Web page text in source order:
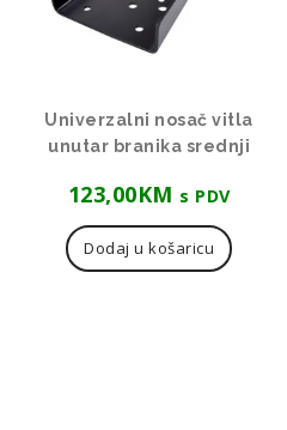
Univerzalni nosač vitla
unutar branika srednji
123,00KM s PDV
Dodaj u košaricu